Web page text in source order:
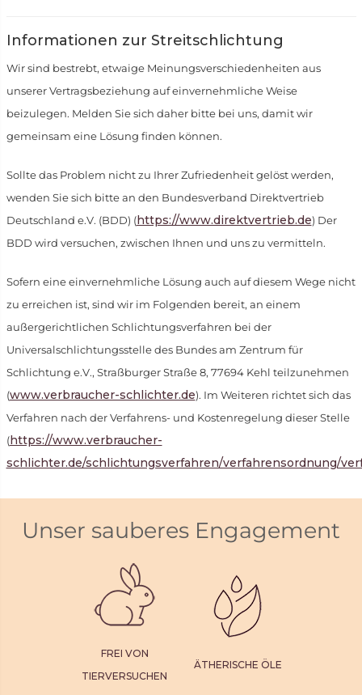
Informationen zur Streitschlichtung
Wir sind bestrebt, etwaige Meinungsverschiedenheiten aus
unserer Vertragsbeziehung auf einvernehmliche Weise
beizulegen. Melden Sie sich daher bitte bei uns, damit wir
gemeinsam eine Lösung finden können.
Sollte das Problem nicht zu Ihrer Zufriedenheit gelöst werden,
wenden Sie sich bitte an den Bundesverband Direktvertrieb
Deutschland e.V. (BDD) (https://www.direktvertrieb.de) Der
BDD wird versuchen, zwischen Ihnen und uns zu vermitteln.
Sofern eine einvernehmliche Lösung auch auf diesem Wege nicht
zu erreichen ist, sind wir im Folgenden bereit, an einem
außergerichtlichen Schlichtungsverfahren bei der
Universalschlichtungsstelle des Bundes am Zentrum für
Schlichtung e.V., Straßburger Straße 8, 77694 Kehl teilzunehmen
(www.verbraucher-schlichter.de). Im Weiteren richtet sich das
Verfahren nach der Verfahrens- und Kostenregelung dieser Stelle
(https://www.verbraucher-
schlichter.de/schlichtungsverfahren/verfahrensordnung/
Unser sauberes Engagement
FREI VON
TIERVERSUCHEN
ÄTHERISCHE ÖLE